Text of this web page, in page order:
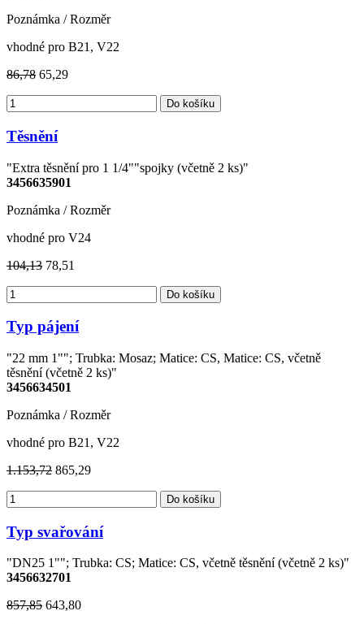
Poznámka / Rozměr
vhodné pro B21, V22
86,78 65,29
Do košíku
Těsnění
"Extra těsnění pro 1 1/4""spojky (včetně 2 ks)"
3456635901
Poznámka / Rozměr
vhodné pro V24
104,13 78,51
Do košíku
Typ pájení
"22 mm 1""; Trubka: Mosaz; Matice: CS, Matice: CS, včetně
těsnění (včetně 2 ks)"
3456634501
Poznámka / Rozměr
vhodné pro B21, V22
1.153,72 865,29
Do košíku
Typ svařování
"DN25 1""; Trubka: CS; Matice: CS, včetně těsnění (včetně 2 ks)"
3456632701
857,85 643,80